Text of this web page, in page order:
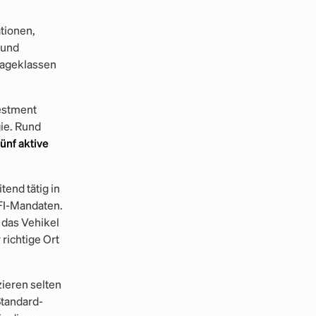
Rund
aktive
tätig in
Mandaten.
Vehikel
richtige Ort
selten